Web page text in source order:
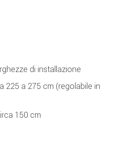
di installazione
225 a 275 cm (regolabile in
150 cm